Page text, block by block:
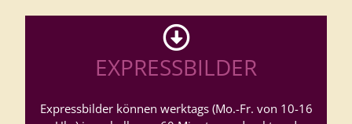
EXPRESSBILDER
Expressbilder können werktags (Mo.-Fr. von 10-16